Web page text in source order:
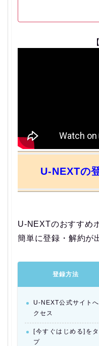
U-NEXTの
U-NEXTのおすすめ
簡単に登録・解約が
登録方法
U-NEXT公式サイト
クセス
[今すぐはじめる]をタ
プ